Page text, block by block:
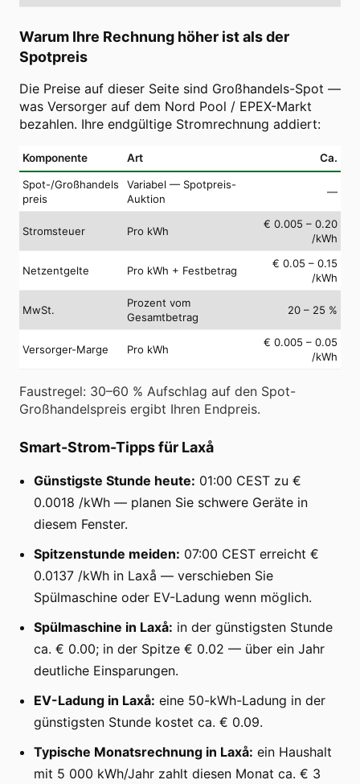
Warum Ihre Rechnung höher ist als der
Spotpreis
Die Preise auf dieser Seite sind Großhandels-Spot —
was Versorger auf dem Nord Pool / EPEX-Markt
bezahlen. Ihre endgültige Stromrechnung addiert:
Komponente Art Ca.
Spot-/Großhandels
preis
Variabel — Spotpreis-
Auktion
—
Stromsteuer Pro kWh
€ 0.005 – 0.20
/kWh
Netzentgelte Pro kWh + Festbetrag
€ 0.05 – 0.15
/kWh
MwSt.
Prozent vom
Gesamtbetrag
20 – 25 %
Versorger-Marge Pro kWh
€ 0.005 – 0.05
/kWh
Faustregel: 30–60 % Aufschlag auf den Spot-
Großhandelspreis ergibt Ihren Endpreis.
Smart-Strom-Tipps für Laxå
Günstigste Stunde heute: 01:00 CEST zu €
0.0018 /kWh — planen Sie schwere Geräte in
diesem Fenster.
Spitzenstunde meiden: 07:00 CEST erreicht €
0.0137 /kWh in Laxå — verschieben Sie
Spülmaschine oder EV-Ladung wenn möglich.
Spülmaschine in Laxå: in der günstigsten Stunde
ca. € 0.00; in der Spitze € 0.02 — über ein Jahr
deutliche Einsparungen.
EV-Ladung in Laxå: eine 50-kWh-Ladung in der
günstigsten Stunde kostet ca. € 0.09.
Typische Monatsrechnung in Laxå: ein Haushalt
mit 5 000 kWh/Jahr zahlt diesen Monat ca. € 3